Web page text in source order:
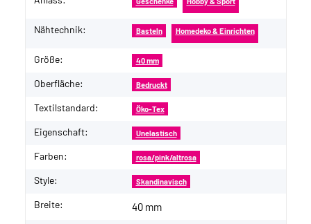
Nähtechnik: Basteln Homedeko & Einrichten
Größe: 40 mm
Oberfläche: Bedruckt
Textilstandard: Öko-Tex
Eigenschaft: Unelastisch
Farben: rosa/pink/altrosa
Style: Skandinavisch
Breite: 40 mm